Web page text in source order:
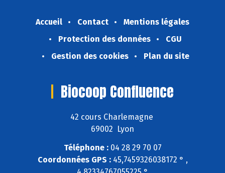
Accueil Contact
Mentions légales
Protection des données
CGU
Gestion des cookies
Plan du site
Biocoop Confluence
42 cours Charlemagne
69002 Lyon
Téléphone :04 28 29 70 07
Coordonnées GPS :45,7459326038172 ° ,